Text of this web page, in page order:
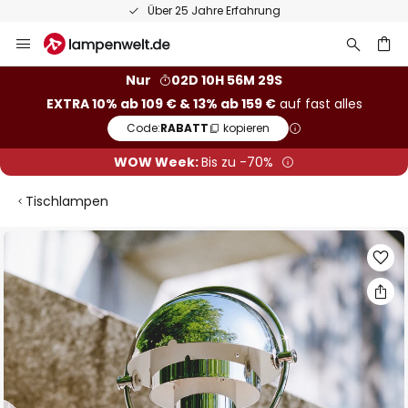
Über 25 Jahre Erfahrung
Inhalt
Nur
02D 10H 56M 28S
EXTRA 10% ab 109 € & 13% ab 159 €auf fast alles
Code:RABATT kopieren
WOW Week:Bis zu -70%
Tischlampen
Zum
der
Bildgalerie
springen